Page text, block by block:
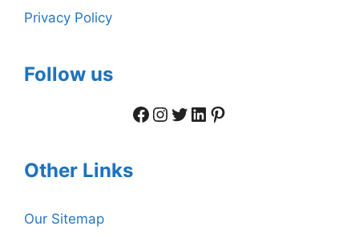
Privacy Policy
Follow us
Facebook
Instagram
Twitter
LinkedIn
Pinterest
Other Links
Our Sitemap